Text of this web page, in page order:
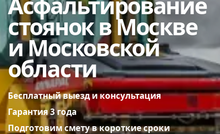
стоянок в Москве
и Московской
области
Бесплатный выезд и консультация
Гарантия 3 года
Подготовим смету в короткие сроки